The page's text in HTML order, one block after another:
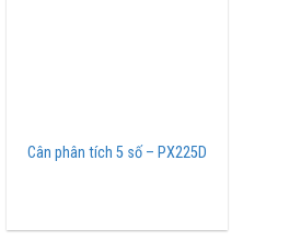
Cân phân tích 5 số – PX225D